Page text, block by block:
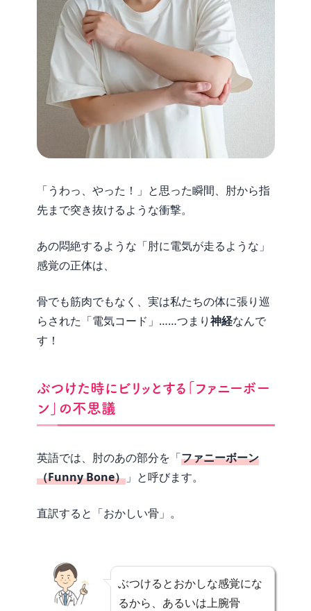
「うわっ、やった！」と思った瞬間、肘から指
先まで突き抜けるような衝撃。
あの悶絶するような「肘に電気が走るような」
感覚の正体は、
骨でも筋肉でもなく、実は私たちの体に張り巡
らされた「電気コード」……つまり神経なんで
す！
ぶつけた時にビリッとする「ファニーボー
ン」の不思議
英語では、肘のあの部分を「ファニーボーン
（Funny Bone）」と呼びます。
直訳すると「おかしい骨」。
ぶつけるとおかしな感覚にな
るから、あるいは上腕骨